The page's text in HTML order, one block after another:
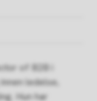
of B2B i
ledelse,
Hun har